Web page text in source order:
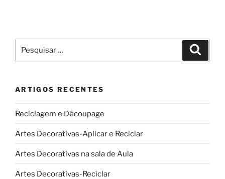
por:
ARTIGOS RECENTES
Reciclagem e Découpage
Artes Decorativas-Aplicar e Reciclar
Artes Decorativas na sala de Aula
Artes Decorativas-Reciclar